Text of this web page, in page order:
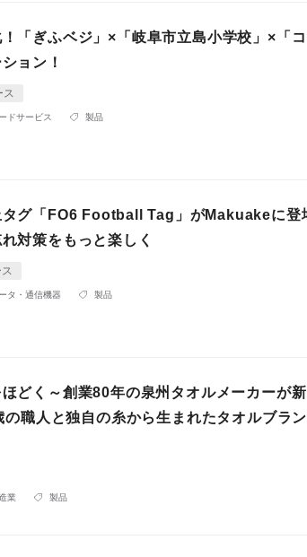
「ぎふベジ」×「岐阜市立島小学校」×「
ョン！
ス
ドサービス 製品
グ「FO6 Football Tag」がMakuakeに登
対策をもっと楽しく
タ・通信機器 製品
どく～創業80年の泉州タオルメーカーが新
職人と独自の糸から生まれたタオルブラ
業 製品